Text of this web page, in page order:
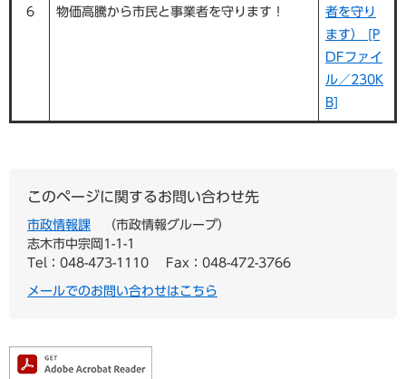
6 物価高騰から市民と事業者を守ります！
者を守り
ます） [P
DFファイ
ル／230K
B]
このページに関するお問い合わせ先
市政情報課
市政情報グループ
志木市中宗岡1-1-1
Tel：048-473-1110
Fax：048-472-3766
メールでのお問い合わせはこちら